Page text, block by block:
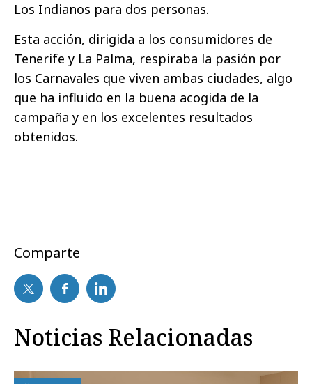
Los Indianos para dos personas.
Esta acción, dirigida a los consumidores de
Tenerife y La Palma, respiraba la pasión por
los Carnavales que viven ambas ciudades, algo
que ha influido en la buena acogida de la
campaña y en los excelentes resultados
obtenidos.
Comparte
Noticias Relacionadas